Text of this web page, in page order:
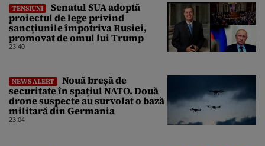
TENSIUNI
Senatul SUA adoptă
proiectul de lege privind
sancțiunile împotriva Rusiei,
promovat de omul lui Trump
23:40
NEWS ALERT
Nouă breșă de
securitate în spațiul NATO. Două
drone suspecte au survolat o bază
militară din Germania
23:04